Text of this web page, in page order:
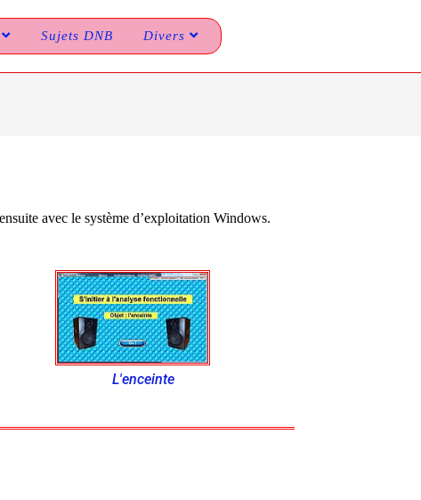
Sujets DNB Divers
avec le système d’exploitation Windows.
L'enceinte